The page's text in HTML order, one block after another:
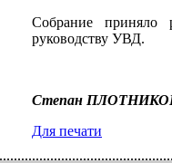
Собрание приняло
руководству УВД.
Степан
Для печати